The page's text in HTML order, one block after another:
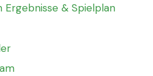
Ergebnisse & Spielplan